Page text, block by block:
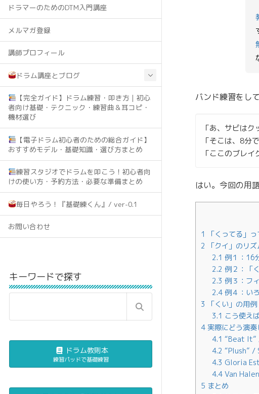
ドラマーのためのDTM入門講座
メルマガ登録
講師プロフィール
ドラム講座とブログ
【完全ガイド】ドラム練習・叩き方｜初心
者向け基礎・テクニック・練習曲＆耳コピ・
機材選び
【電子ドラム初心者のための総合ガイド】
おすすめモデル・基礎知識・選び方まとめ
練習スタジオでドラムを叩こう！初心者向
けの使い方・予約方法・必要な準備まとめ
毎日やろう！『基礎練くん』/ ver-0.1
お問い合わせ
キーワードで探す
ドラム教則本
練習パッドで基礎練習
バンド練習をし
「あ、サビはク
「そこは、8分
「ここのブレ
はい。今回の用
1
「くってる」
2
「クイ」のリ
2.1 例１：16
2.2 例２：「
2.3 例３：フ
2.4例４：い
3
「くい」の用例
3.1 こう使え
4 実際にどう演奏
4.1 “Beat It”
4.2 “Plush”
4.3 Gloria
4.4Van
5 まとめ